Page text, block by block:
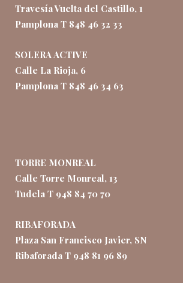
Travesía Vuelta del Castillo, 1
Pamplona T 848 46 32 33
SOLERA ACTIVE
Calle La Rioja, 6
Pamplona T 848 46 34 63
TORRE MONREAL
Calle Torre Monreal, 13
Tudela T 948 84 70 70
RIBAFORADA
Plaza San Francisco Javier, SN
Ribaforada T 948 81 96 89